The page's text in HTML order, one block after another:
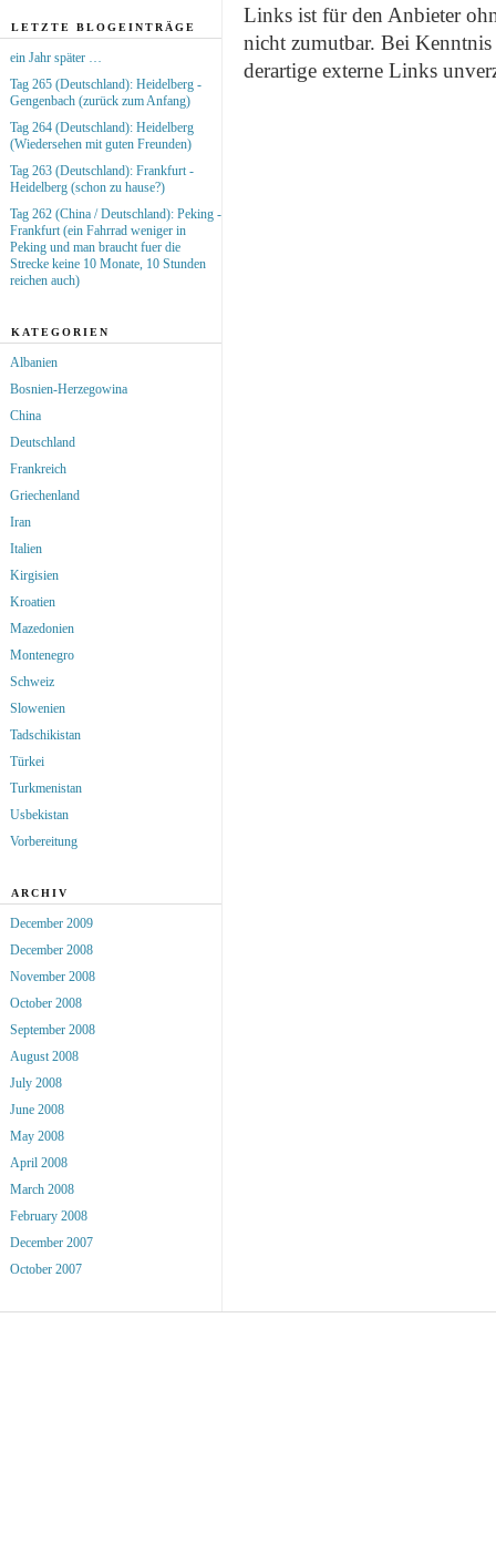
Links ist für den Anbieter
nicht zumutbar. Bei
derartige externe Links
LETZTE BLOGEINTRÄGE
ein Jahr später …
Tag 265 (Deutschland): Heidelberg -
Gengenbach (zurück zum Anfang)
Tag 264 (Deutschland): Heidelberg
(Wiedersehen mit guten Freunden)
Tag 263 (Deutschland): Frankfurt -
Heidelberg (schon zu hause?)
Tag 262 (China / Deutschland): Peking -
Frankfurt (ein Fahrrad weniger in
Peking und man braucht fuer die
Strecke keine 10 Monate, 10 Stunden
reichen auch)
KATEGORIEN
Albanien
Bosnien-Herzegowina
China
Deutschland
Frankreich
Griechenland
Iran
Italien
Kirgisien
Kroatien
Mazedonien
Montenegro
Schweiz
Slowenien
Tadschikistan
Türkei
Turkmenistan
Usbekistan
Vorbereitung
ARCHIV
December 2009
December 2008
November 2008
October 2008
September 2008
August 2008
July 2008
June 2008
May 2008
April 2008
March 2008
February 2008
December 2007
October 2007